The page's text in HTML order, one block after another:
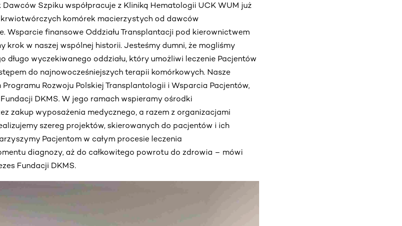
Szpiku współpracuje z Kliniką Hematologii UCK WUM już
komórek macierzystych od dawców
Wsparcie finansowe Oddziału Transplantacji pod kierownictwem
krok w naszej wspólnej historii. Jesteśmy dumni, że mogliśmy
długo wyczekiwanego oddziału, który umożliwi leczenie Pacjentów
do najnowocześniejszych terapii komórkowych. Nasze
Rozwoju Polskiej Transplantologii i Wsparcia Pacjentów,
DKMS. W jego ramach wspieramy ośrodki
zakup wyposażenia medycznego, a razem z organizacjami
szereg projektów, skierowanych do pacjentów i ich
Pacjentom w całym procesie leczenia
diagnozy, aż do całkowitego powrotu do zdrowia – mówi
Fundacji DKMS.